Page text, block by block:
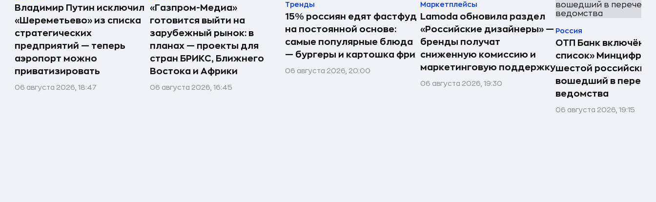
Владимир Путин исключил
«Шереметьево» из списка
стратегических
предприятий — теперь
аэропорт можно
приватизировать
06 августа 2026, 18:47
«Газпром-Медиа»
готовится выйти на
зарубежный рынок: в
планах — проекты для
стран БРИКС, Ближнего
Востока и Африки
06 августа 2026, 16:45
Тренды
15% россиян едят фастфуд
на постоянной основе:
самые популярные блюда
— бургеры и картошка фри
06 августа 2026, 20:00
Маркетплейсы
Lamoda обновила раздел
«Российские дизайнеры» —
бренды получат
сниженную комиссию и
маркетинговую поддержку
06 августа 2026, 19:30
Россия
ОТП Банк включён в
список» Минцифры
шестой российский
вошедший в
ведомства
06 августа 2026, 19:15